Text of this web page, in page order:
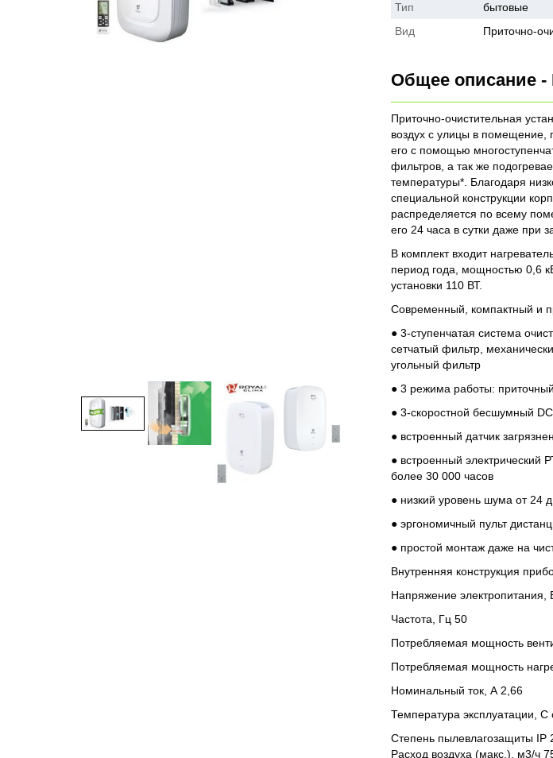
Тип
бытовые
Вид
Приточно-
Общее описание
Приточно-очистительная
воздух с улицы в помещение,
его с помощью
фильтров, а так же
температуры*. Благодаря
специальной конструкции
распределяется по всему
его 24 часа в сутки даже при
В комплект входит
период года, мощностью 0,6
установки 110 ВТ.
Современный, компактный и
● 3-ступенчатая система
сетчатый фильтр,
угольный фильтр
● 3 режима работы:
● 3-скоростной бесшумный
● встроенный датчик
● встроенный электрический
более 30 000 часов
● низкий уровень шума от 24
● эргономичный пульт
● простой монтаж даже на
Внутренняя конструкция
Напряжение электропитания,
Частота, Гц 50
Потребляемая мощность
Потребляемая мощность
Номинальный ток, А 2,66
Температура эксплуатации, С
Степень пылевлагозащиты IP
Расход воздуха (макс.), м3/ч